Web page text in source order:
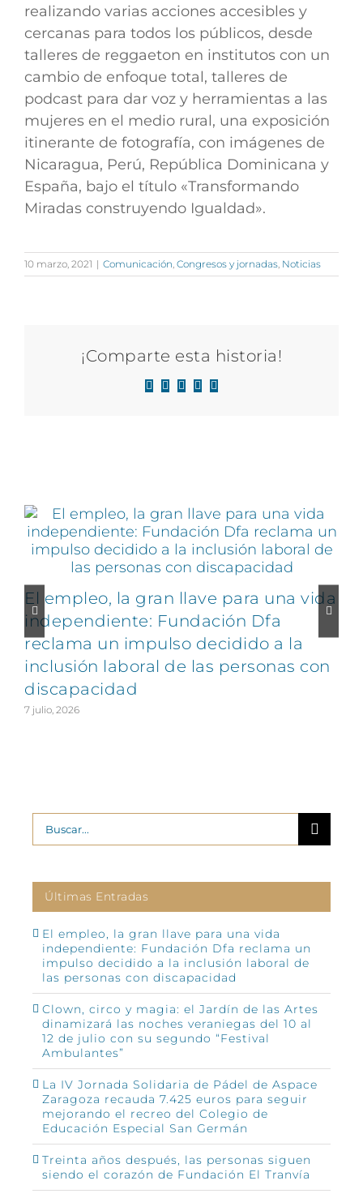
realizando varias acciones accesibles y
cercanas para todos los públicos, desde
talleres de reggaeton en institutos con un
cambio de enfoque total, talleres de
podcast para dar voz y herramientas a las
mujeres en el medio rural, una exposición
itinerante de fotografía, con imágenes de
Nicaragua, Perú, República Dominicana y
España, bajo el título «Transformando
Miradas construyendo Igualdad».
10 marzo, 2021 | Comunicación Congresos y jornadas Noticias
¡Comparte esta historia!
Facebook
X LinkedIn
WhatsApp
Correo
El empleo, la gran llave para una vida
independiente: Fundación Dfa
reclama un impulso decidido a la
inclusión laboral de las personas con
discapacidad
7 julio, 2026
Buscar:
Últimas Entradas
El empleo, la gran llave para una vida
independiente: Fundación Dfa reclama un
impulso decidido a la inclusión laboral de
las personas con discapacidad
Clown, circo y magia: el Jardín de las Artes
dinamizará las noches veraniegas del 10 al
12 de julio con su segundo “Festival
Ambulantes”
La IV Jornada Solidaria de Pádel de Aspace
Zaragoza recauda 7.425 euros para seguir
mejorando el recreo del Colegio de
Educación Especial San Germán
Treinta años después, las personas siguen
siendo el corazón de Fundación El Tranvía